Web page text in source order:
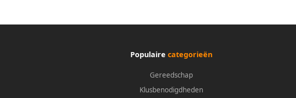
Populaire categorieën
Gereedschap
Klusbenodigdheden